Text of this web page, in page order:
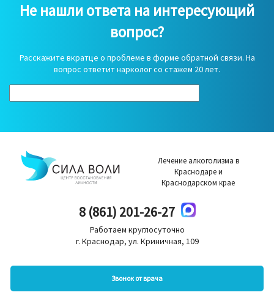
Не нашли ответа на интересующий
вопрос?
Расскажите вкратце о проблеме в форме обратной связи. На
вопрос ответит нарколог со стажем 20 лет.
Лечение алкоголизма в
Краснодаре и
Краснодарском крае
8 (861) 201-26-27
Работаем круглосуточно
г. Краснодар, ул. Криничная, 109
Звонок от врача